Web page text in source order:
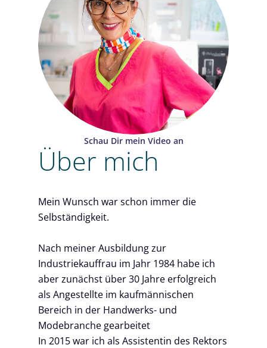
Schau Dir mein Video an
Über mich
Mein Wunsch war schon immer die
Selbständigkeit.
Nach meiner Ausbildung zur
Industriekauffrau im Jahr 1984 habe ich
aber zunächst über 30 Jahre erfolgreich
als Angestellte im kaufmännischen
Bereich in der Handwerks- und
Modebranche gearbeitet
In 2015 war ich als Assistentin des Rektors